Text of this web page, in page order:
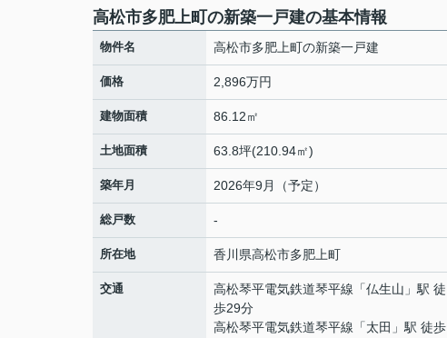
高松市多肥上町の新築一戸建の基本情報
物件名 高松市多肥上町の新築一戸建
価格 2,896万円
建物面積 86.12㎡
土地面積 63.8坪(210.94㎡)
築年月 2026年9月（予定）
総戸数 -
所在地 香川県高松市多肥上町
交通 高松琴平電気鉄道琴平線 「仏生山 」駅 徒
歩29分
高松琴平電気鉄道琴平線 「太田 」駅 徒歩